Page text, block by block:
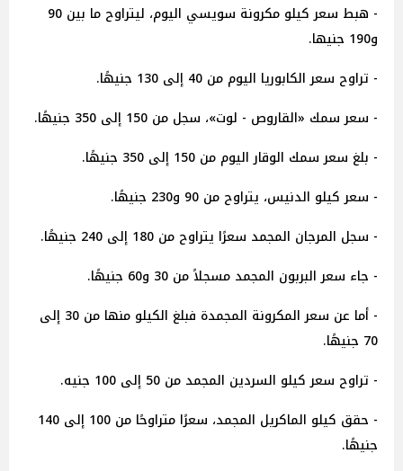
- هبط سعر كيلو مكرونة سويسي اليوم، ليتراوح ما بين 90
و190 جنيها.
- تراوح سعر الكابوريا اليوم من 40 إلى 130 جنيهًا.
- سعر سمك «القاروص - لوت»، سجل من 150 إلى 350 جنيهًا.
- بلغ سعر سمك الوقار اليوم من 150 إلى 350 جنيهًا.
- سعر كيلو الدنيس، يتراوح من 90 و230 جنيهًا.
- سجل المرجان المجمد سعرًا يتراوح من 180 إلى 240 جنيهًا.
- جاء سعر البربون المجمد مسجلاً من 30 و60 جنيهًا.
- أما عن سعر المكرونة المجمدة فبلغ الكيلو منها من 30 إلى
70 جنيهًا.
- تراوح سعر كيلو السردين المجمد من 50 إلى 100 جنيه.
- حقق كيلو الماكريل المجمد، سعرًا متراوحًا من 100 إلى 140
جنيهًا.